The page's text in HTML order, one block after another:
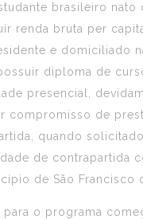
brasileiro nato
renda bruta per
e domiciliado
diploma de
presencial,
compromisso de
quando
de contrapartida
de São Francisco
o programa